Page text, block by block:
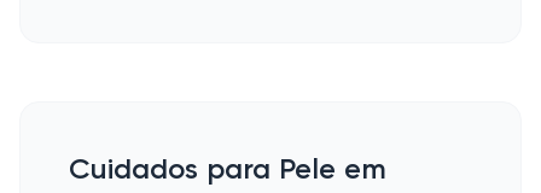
Cuidados para Pele em